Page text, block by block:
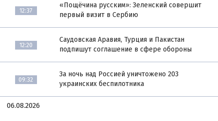
12:37
«Пощёчина русским»: Зеленский совершит
первый визит в Сербию
12:20
Саудовская Аравия, Турция и Пакистан
подпишут соглашение в сфере обороны
09:32
За ночь над Россией уничтожено 203
украинских беспилотника
06.08.2026